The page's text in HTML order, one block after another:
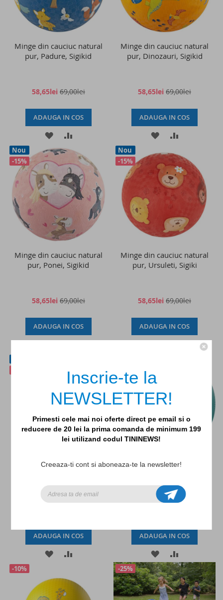
Inscrie-te la
NEWSLETTER!
Primesti cele mai noi oferte direct pe email si o
reducere de 20 lei la prima comanda de minimum 199
lei utilizand codul TININEWS!
Creeaza-ti cont si aboneaza-te la newsletter!
Minge din cauciuc natural
pur, Padure, Sigikid
58,65lei 69,00lei
ADAUGA IN COS
ADAUGATI
LA
LISTA
DE
DORINTE
ADAUGATI
PENTRU
COMPARARE
Minge din cauciuc natural
pur, Dinozauri, Sigikid
58,65lei 69,00lei
ADAUGA IN COS
ADAUGATI
LA
LISTA
DE
Nou
-15%
Minge din cauciuc natural
pur, Ponei, Sigikid
58,65lei 69,00lei
ADAUGA IN COS
DE
COMPARARE
Nou
-15%
Minge din cauciuc natural
pur, Ursuleti, Sigiki
58,65lei 69,00lei
ADAUGA IN COS
DE
ADAUGATI
Minge din cauciuc natural
ADAUGA IN COS
ADAUGATI
LISTA
ADAUGATI
COMPARARE
Minge Viata marina, Haba
ADAUGA IN COS
ADAUGATI
LA
LISTA
PENTRU
-10% -25%